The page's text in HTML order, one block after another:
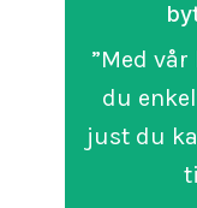
”Med
du
just du